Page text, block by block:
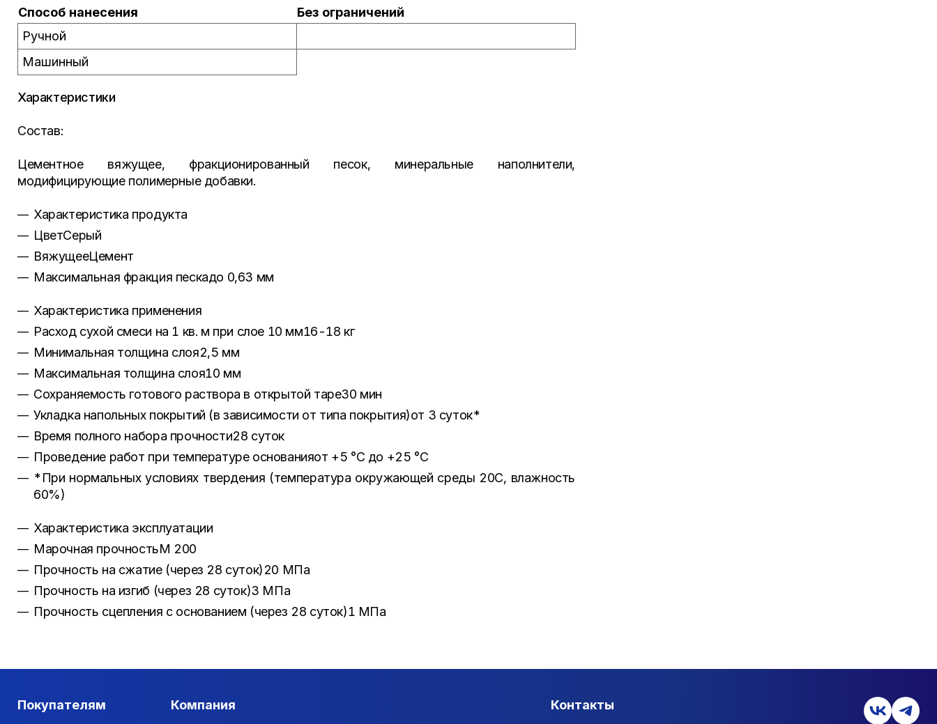
Способ нанесения
Без ограничений
Ручной
Машинный
Характеристики
Состав:
Цементное вяжущее, фракционированный песок, минеральные наполнители,
модифицирующие полимерные добавки.
Характеристика продукта
ЦветСерый
ВяжущееЦемент
Максимальная фракция пескадо 0,63 мм
Характеристика применения
Расход сухой смеси на 1 кв. м при слое 10 мм16-18 кг
Минимальная толщина слоя2,5 мм
Максимальная толщина слоя10 мм
Сохраняемость готового раствора в открытой таре30 мин
Укладка напольных покрытий (в зависимости от типа покрытия)от 3 суток*
Время полного набора прочности28 суток
Проведение работ при температуре основанияот +5 °С до +25 °С
*При нормальных условиях твердения (температура окружающей среды 20С, влажность
60%)
Характеристика эксплуатации
Марочная прочностьМ 200
Прочность на сжатие (через 28 суток)20 МПа
Прочность на изгиб (через 28 суток)3 МПа
Прочность сцепления с основанием (через 28 суток)1 МПа
Покупателям Компания Контакты